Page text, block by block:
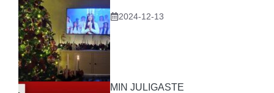
2024-12-13
MIN JULIGASTE